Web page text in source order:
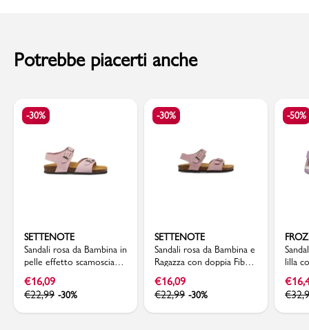
Potrebbe piacerti anche
-30%
SETTENOTE
Sandali rosa da Bambina in
pelle effetto scamosciato
con fibbie Settenote
€16,09
€22,99 -30%
-30%
SETTENOTE
Sandali rosa da Bambina e
Ragazza con doppia Fibbia
Regolabile Settenote
€16,09
€22,99 -30%
-50%
lilla
€
€